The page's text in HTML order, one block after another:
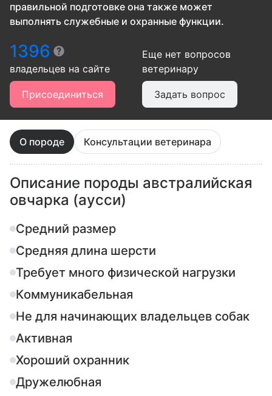
правильной подготовке она также может
выполнять служебные и охранные функции.
1396
владельцев на сайте
Присоединиться
Еще нет вопросов
ветеринару
Задать вопрос
О породе Консультации ветеринара
Описание породы австралийская
овчарка (аусси)
Средний размер
Средняя длина шерсти
Требует много физической нагрузки
Коммуникабельная
Не для начинающих владельцев собак
Активная
Хороший охранник
Дружелюбная